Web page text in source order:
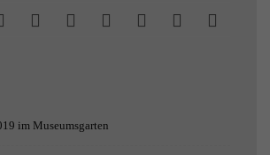
im Museumsgarten